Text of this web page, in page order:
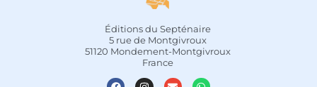
Éditions du Septénaire
5 rue de Montgivroux
51120 Mondement-Montgivroux
France